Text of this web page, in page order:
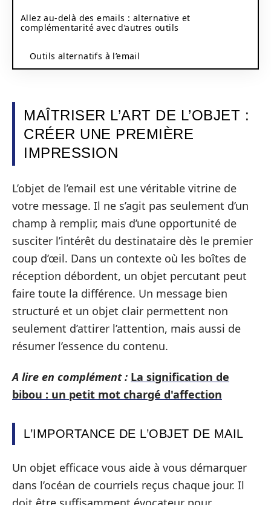
Allez au-delà des emails : alternative et
complémentarité avec d’autres outils
Outils alternatifs à l’email
MAÎTRISER L’ART DE L’OBJET :
CRÉER UNE PREMIÈRE
IMPRESSION
L’objet de l’email est une véritable vitrine de
votre message. Il ne s’agit pas seulement d’un
champ à remplir, mais d’une opportunité de
susciter l’intérêt du destinataire dès le premier
coup d’œil. Dans un contexte où les boîtes de
réception débordent, un objet percutant peut
faire toute la différence. Un message bien
structuré et un objet clair permettent non
seulement d’attirer l’attention, mais aussi de
résumer l’essence du contenu.
A lire en complément : La signification de
bibou : un petit mot chargé d'affection
L’IMPORTANCE DE L’OBJET DE MAIL
Un objet efficace vous aide à vous démarquer
dans l’océan de courriels reçus chaque jour. Il